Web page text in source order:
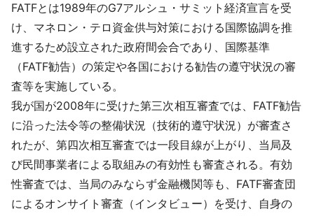
FATFとは1989年のG7アルシュ・サミット経済宣言を受
け、マネロン・テロ資金供与対策における国際協調を推
進するため設立された政府間会合であり、国際基準
（FATF勧告）の策定や各国における勧告の遵守状況の審
査等を実施している。
我が国が2008年に受けた第三次相互審査では、FATF勧告
に沿った法令等の整備状況（技術的遵守状況）が審査さ
れたが、第四次相互審査では一段目線が上がり、当局及
び民間事業者による取組みの有効性も審査される。有効
性審査では、当局のみならず金融機関等も、FATF審査団
によるオンサイト審査（インタビュー）を受け、自身の